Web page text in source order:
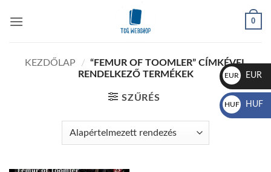
0
KEZDŐLAP / “FEMUR OF TOOMLER” CÍMKÉVEL
RENDELKEZŐ TERMÉKEK
SZŰRÉS
EUR
€
EUR
HUF
Ft
HUF